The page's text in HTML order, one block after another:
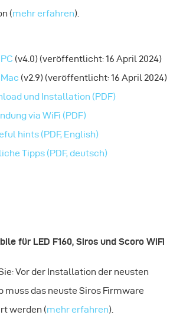
(mehr erfahren).
(v4.0) (veröffentlicht: 16 April 2024)
(v2.9) (veröffentlicht: 16 April 2024)
und Installation (PDF)
via WiFi (PDF)
hints (PDF, English)
Tipps (PDF, deutsch)
für LED F160, Siros und Scoro WiFi
Vor der Installation der neusten
muss das neuste Siros Firmware
werden (mehr erfahren).